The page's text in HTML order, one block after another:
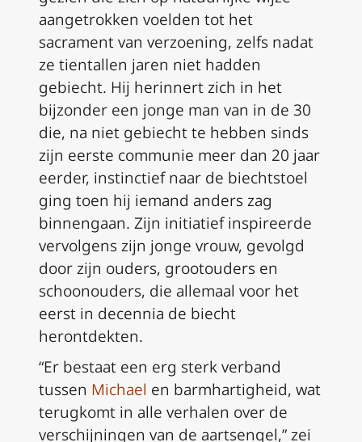
aangetrokken voelden tot het
sacrament van verzoening, zelfs nadat
ze tientallen jaren niet hadden
gebiecht. Hij herinnert zich in het
bijzonder een jonge man van in de 30
die, na niet gebiecht te hebben sinds
zijn eerste communie meer dan 20 jaar
eerder, instinctief naar de biechtstoel
ging toen hij iemand anders zag
binnengaan. Zijn initiatief inspireerde
vervolgens zijn jonge vrouw, gevolgd
door zijn ouders, grootouders en
schoonouders, die allemaal voor het
eerst in decennia de biecht
herontdekten.
“Er bestaat een erg sterk verband
tussen Michael en barmhartigheid, wat
terugkomt in alle verhalen over de
verschijningen van de aartsengel,” zei